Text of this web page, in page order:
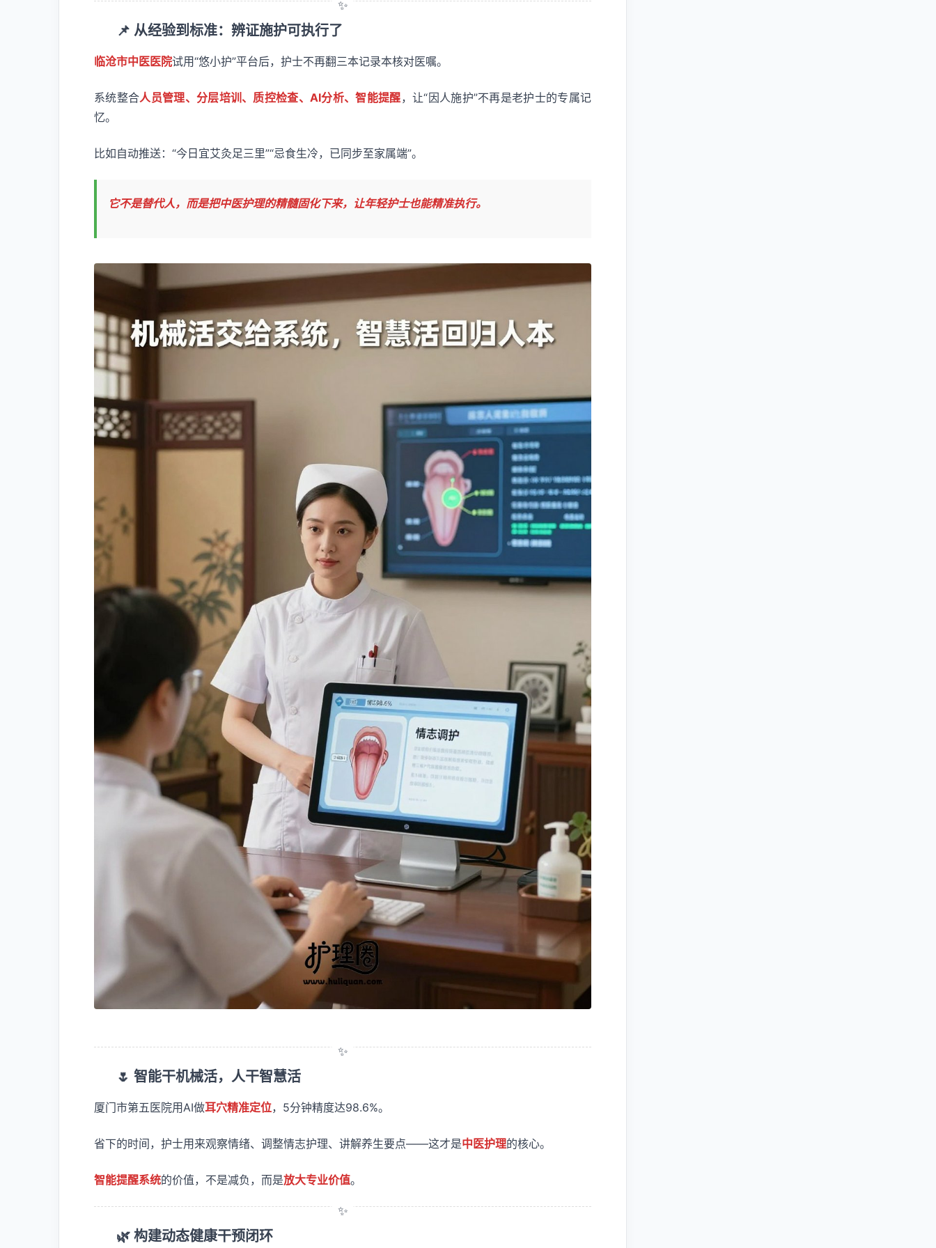
📌 从经验到标准：辨证施护可执行了
临沧市中医医院试用“悠小护”平台后，护士不再翻三本记录本核对医嘱。
系统整合人员管理、分层培训、质控检查、AI分析、智能提醒，让“因人施护”不再是老护士的专属记
忆。
比如自动推送：“今日宜艾灸足三里”“忌食生冷，已同步至家属端”。
它不是替代人，而是把中医护理的精髓固化下来，让年轻护士也能精准执行。
🌷 智能干机械活，人干智慧活
厦门市第五医院用AI做耳穴精准定位，5分钟精度达98.6%。
省下的时间，护士用来观察情绪、调整情志护理、讲解养生要点——这才是中医护理的核心。
智能提醒系统的价值，不是减负，而是放大专业价值。
🌿 构建动态健康干预闭环